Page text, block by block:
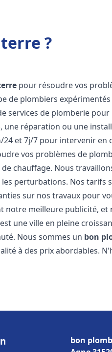
?
pour résoudre vos
de plombiers
services de plomberie
une réparation ou une
24 et 7j/7 pour intervenir en
vos problèmes de
chauffage. Nous
perturbations. Nos tarifs
sur nos travaux pour
notre meilleure publicité, et
est une ville en pleine
Nous sommes un bon
à des prix abordables.
bon